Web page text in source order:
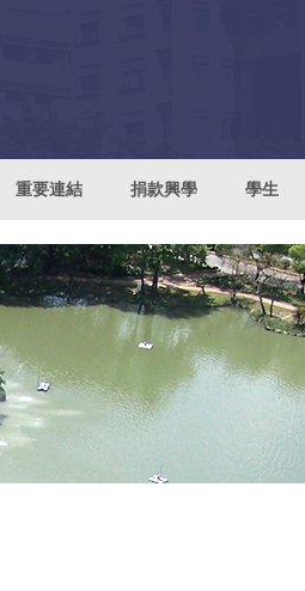
重要連結 捐款興學 學生